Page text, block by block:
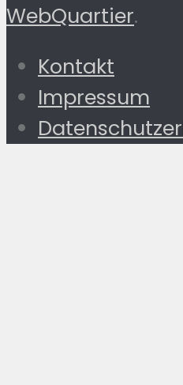
WebQuartier.
Kontakt
Impressum